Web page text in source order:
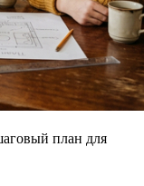
план для